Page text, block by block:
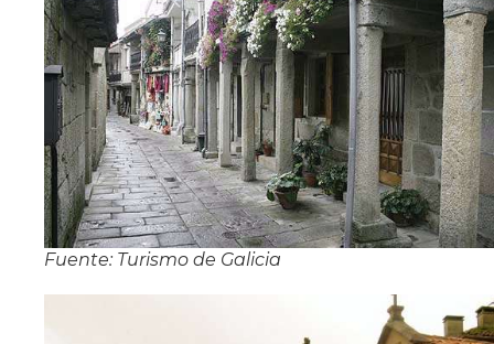
Fuente: Turismo de Galicia